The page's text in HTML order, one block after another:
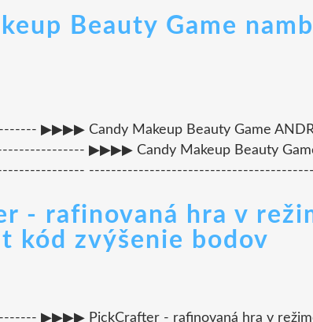
Beauty Game
▶▶▶▶ Candy Makeup Beauty Game
▶▶▶▶ Candy Makeup Beauty
- rafinovaná hra v
kód zvýšenie bodov
▶▶▶▶ PickCrafter - rafinovaná hra v